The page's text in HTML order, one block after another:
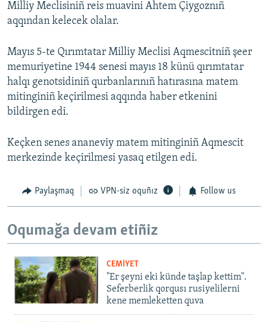
Milliy Meclisiniñ reis muavini Ahtem Çiygoznıñ
aqqından kelecek olalar.
Mayıs 5-te Qırımtatar Milliy Meclisi Aqmescitniñ şeer
memuriyetine 1944 senesi mayıs 18 künü qırımtatar
halqı genotsidiniñ qurbanlarınıñ hatırasına matem
mitinginiñ keçirilmesi aqqında haber etkenini
bildirgen edi.
Keçken senes ananeviy matem mitinginiñ Aqmescit
merkezinde keçirilmesi yasaq etilgen edi.
Paylaşmaq VPN-siz oquñız Follow us
Oqumağa devam etiñiz
CEMİYET
"Er şeyni eki künde taşlap kettim".
Seferberlik qorqusı rusiyelilerni
kene memleketten quva